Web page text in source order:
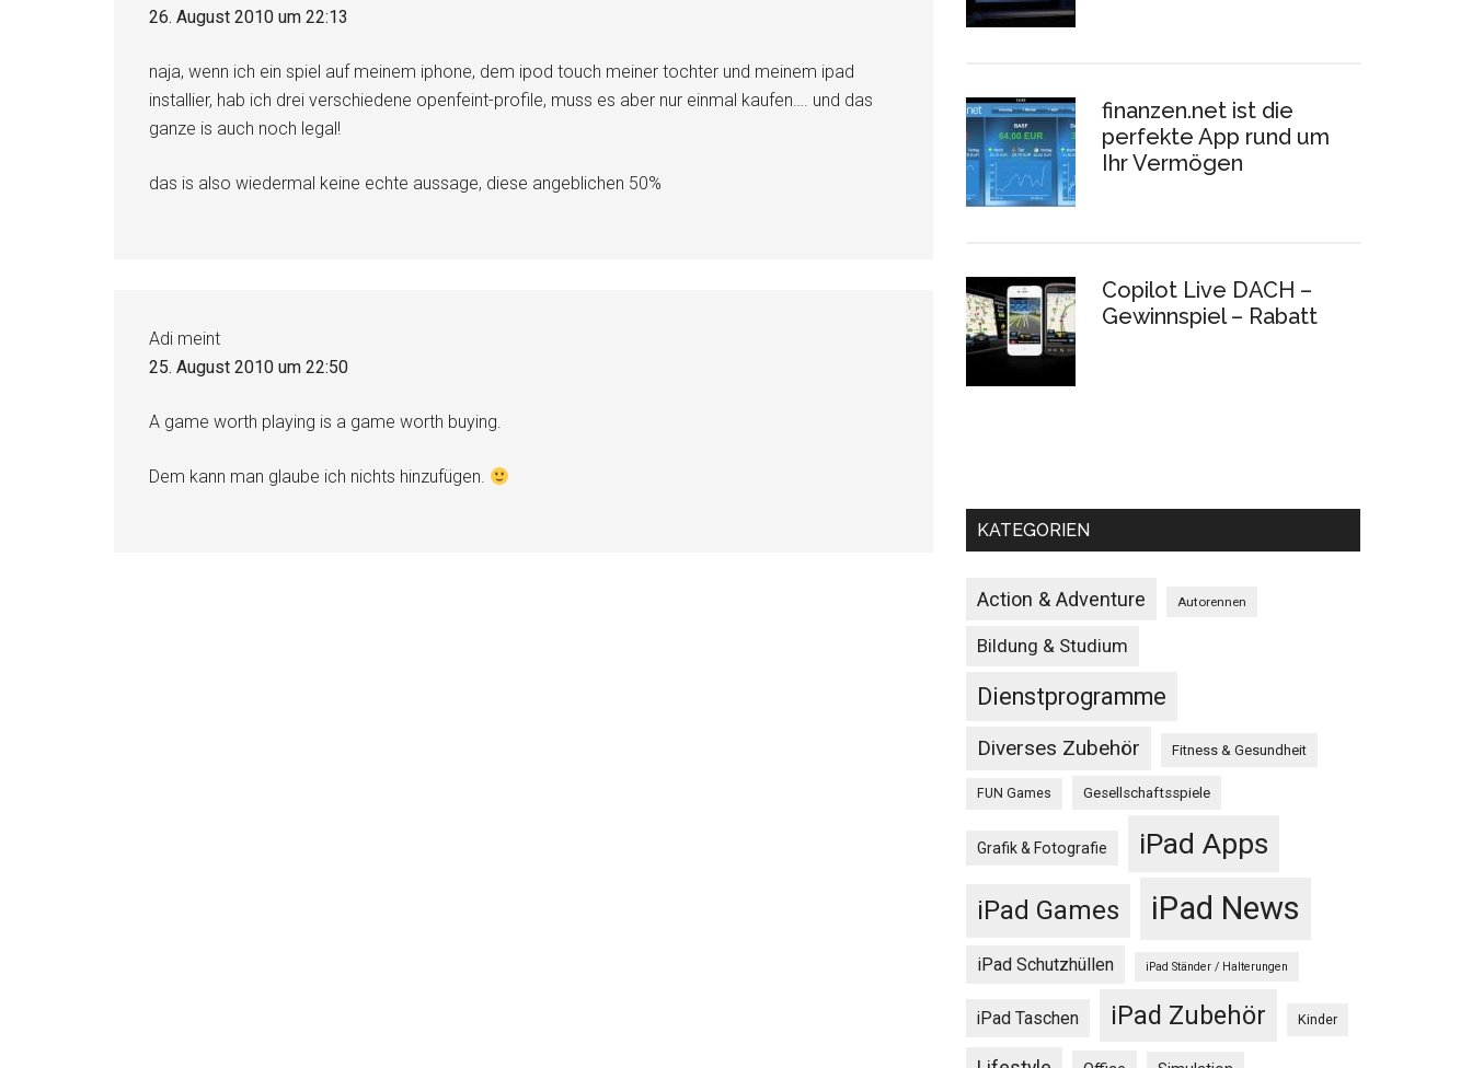
26. August 2010 um 22:13
naja, wenn ich ein spiel auf meinem iphone, dem ipod touch meiner tochter und meinem ipad
installier, hab ich drei verschiedene openfeint-profile, muss es aber nur einmal kaufen…. und das
ganze is auch noch legal!
das is also wiedermal keine echte aussage, diese angeblichen 50%
Adi meint
25. August 2010 um 22:50
A game worth playing is a game worth buying.
Dem kann man glaube ich nichts hinzufügen.
finanzen.net ist die
perfekte App rund um
Ihr Vermögen
Copilot Live DACH –
Gewinnspiel – Rabatt
KATEGORIEN
Action & Adventure Autorennen
Bildung & Studium
Dienstprogramme
Diverses Zubehör Fitness & Gesundheit
FUN Games Gesellschaftsspiele
Grafik & Fotografie iPad Apps
iPad Games iPad News
iPad Schutzhüllen iPad Ständer / Halterungen
iPad Taschen iPad Zubehör Kinder